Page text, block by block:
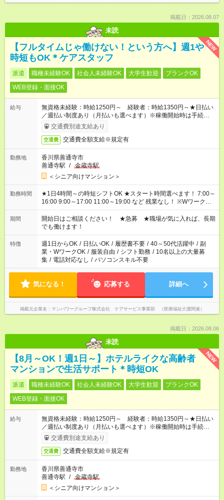
掲載日：2026.08.07
未読
NEW
【フルタイムじゃ働けない！という方へ】週1や
時短もOK＊ケアスタッフ
派遣 職種未経験OK 社会人未経験OK 大学生歓迎
ブランクOK
WEB登録・面接OK
給与
無資格未経験：時給1250円～ 経験者：時給1350円～★日払い
／週払い制度あり（月払いも選べます）※稼働開始時は手続き完
了次第のお支払いとなります。
交通費別途支給あり
交通費 交通費全額支給※規定有
勤務地
香川県善通寺市
善通寺駅 / 金蔵寺駅
＜シニア向けマンション＞
勤務時間
★1日4時間～の時短シフトOK ★スタート時間選べます！ 7:00～
16:00 9:00～17:00 11:00～19:00 など 残業なし！ ※Wワークの
場合、他のお仕事と合わせ週40時間超の就業はご案内できませ
ん ※法令に基づき、週20時間以上勤務は社会保険への加入対象
となります ※労働者派遣法（日雇い派遣の原則禁止）により、
短時間・短期間の就業はご案内が難しい場合があります
期間
開始日はご相談ください！ ★急募 ★職場が気に入れば、長期
でも働けます！
特徴 週1日からOK / 日払いOK / 履歴書不要 / 40～50代活躍中 / 副
業・WワークOK / 服装自由 / シフト勤務 / 10名以上の大量募
集 / 電話対応なし / パソコンスキル不要
気になる！ 応募する 詳細へ
掲載元企業名 マンパワーグループ株式会社 ケアサービス事業部 （医療福祉介護関連）
掲載日：2026.08.06
未読
NEW
【8月～OK！週1日～】ホテルライクな高齢者
マンションで生活サポート＊時短OK
派遣 職種未経験OK 社会人未経験OK 大学生歓迎
ブランクOK
WEB登録・面接OK
給与
無資格未経験：時給1250円～ 経験者：時給1350円～★日払い
／週払い制度あり（月払いも選べます）※稼働開始時は手続き完
了次第のお支払いとなります。
交通費別途支給あり
交通費 交通費全額支給※規定有
勤務地
香川県善通寺市
善通寺駅 / 金蔵寺駅
＜シニア向けマンション＞